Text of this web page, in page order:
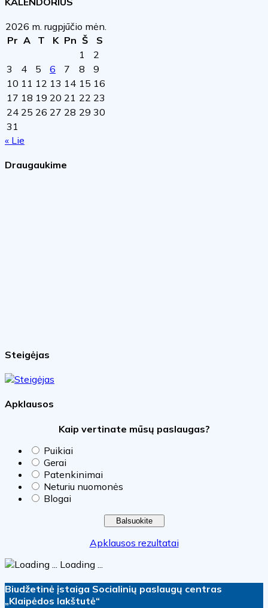
2026 m. rugpjūčio mėn.
Pr A T K Pn Š
S
1
2
3
4 5 6 7 8
9
10 11 12 13 14 15 16
17 18 19 20 21 22 23
24 25 26 27 28 29 30
31
« Lie
Draugaukime
Steigėjas
Apklausos
Kaip vertinate mūsų paslaugas?
Puikiai
Gerai
Patenkinimai
Neturiu nuomonės
Blogai
Apklausos rezultatai
Loading ...
Biudžetinė įstaiga Socialinių paslaugų centras
„Klaipėdos lakštutė“